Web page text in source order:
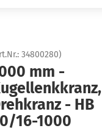
34800280)
mm -
- HB
16-1000